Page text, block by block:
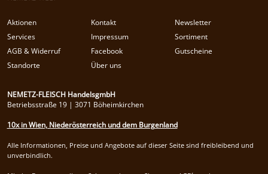
Aktionen Kontakt
Newsletter
Services
Impressum
Sortiment
AGB & Widerruf
Facebook
Gutscheine
Standorte
Über uns
NEMETZ-FLEISCH HandelsgmbH
Betriebsstraße 19 | 3071 Böheimkirchen
10x in Wien, Niederösterreich und dem Burgenland
Alle Informationen, Preise und Angebote auf dieser Seite sind freibleibend und
unverbindlich.